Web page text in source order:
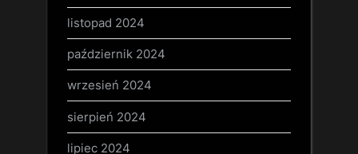
listopad 2024
październik 2024
wrzesień 2024
sierpień 2024
lipiec 2024